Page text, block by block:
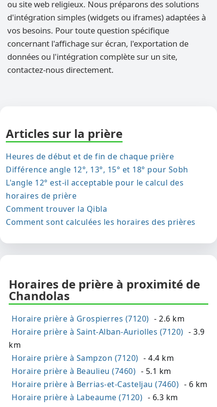
ou site web religieux. Nous préparons des solutions
d'intégration simples (widgets ou iframes) adaptées à
vos besoins. Pour toute question spécifique
concernant l'affichage sur écran, l'exportation de
données ou l'intégration complète sur un site,
contactez-nous directement.
Articles sur la prière
Heures de début et de fin de chaque prière
Différence angle 12°, 13°, 15° et 18° pour Sobh
L'angle 12° est-il acceptable pour le calcul des
horaires de prière
Comment trouver la Qibla
Comment sont calculées les horaires des prières
Horaires de prière à proximité de
Chandolas
Horaire prière à Grospierres (7120) - 2.6 km
Horaire prière à Saint-Alban-Auriolles (7120) - 3.9
km
Horaire prière à Sampzon (7120) - 4.4 km
Horaire prière à Beaulieu (7460) - 5.1 km
Horaire prière à Berrias-et-Casteljau (7460) - 6 km
Horaire prière à Labeaume (7120) - 6.3 km